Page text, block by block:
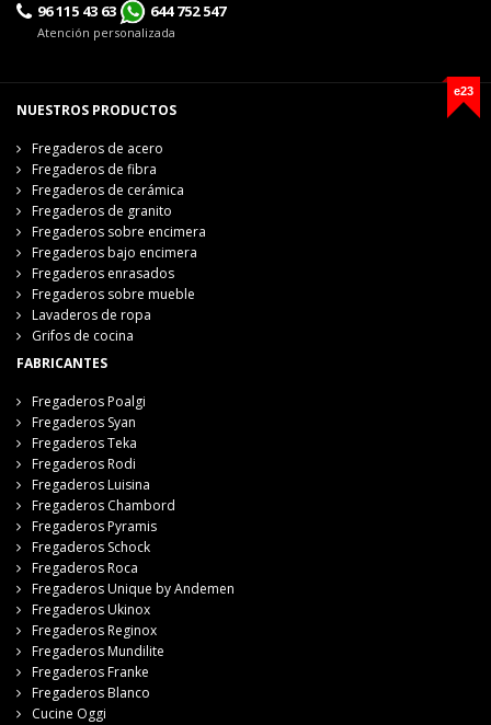
96 115 43 63 644 752 547
Atención personalizada
e23
NUESTROS PRODUCTOS
Fregaderos de acero
Fregaderos de fibra
Fregaderos de cerámica
Fregaderos de granito
Fregaderos sobre encimera
Fregaderos bajo encimera
Fregaderos enrasados
Fregaderos sobre mueble
Lavaderos de ropa
Grifos de cocina
FABRICANTES
Fregaderos Poalgi
Fregaderos Syan
Fregaderos Teka
Fregaderos Rodi
Fregaderos Luisina
Fregaderos Chambord
Fregaderos Pyramis
Fregaderos Schock
Fregaderos Roca
Fregaderos Unique by Andemen
Fregaderos Ukinox
Fregaderos Reginox
Fregaderos Mundilite
Fregaderos Franke
Fregaderos Blanco
Cucine Oggi